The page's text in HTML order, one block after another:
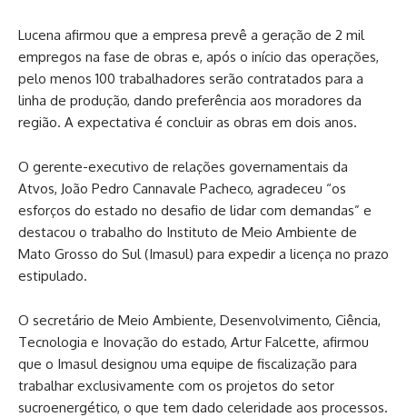
Lucena afirmou que a empresa prevê a geração de 2 mil
empregos na fase de obras e, após o início das operações,
pelo menos 100 trabalhadores serão contratados para a
linha de produção, dando preferência aos moradores da
região. A expectativa é concluir as obras em dois anos.
O gerente-executivo de relações governamentais da
Atvos, João Pedro Cannavale Pacheco, agradeceu “os
esforços do estado no desafio de lidar com demandas” e
destacou o trabalho do Instituto de Meio Ambiente de
Mato Grosso do Sul (Imasul) para expedir a licença no prazo
estipulado.
O secretário de Meio Ambiente, Desenvolvimento, Ciência,
Tecnologia e Inovação do estado, Artur Falcette, afirmou
que o Imasul designou uma equipe de fiscalização para
trabalhar exclusivamente com os projetos do setor
sucroenergético, o que tem dado celeridade aos processos.